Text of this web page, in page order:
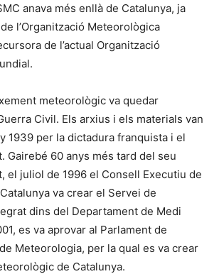
anava més enllà de Catalunya, ja
l’Organització Meteorològica
de l’actual Organització
meteorològic va quedar
Civil. Els arxius i els materials van
1939 per la dictadura franquista i el
Gairebé 60 anys més tard del seu
el juliol de 1996 el Consell Executiu de
va crear el Servei de
dins del Departament de Medi
es va aprovar al Parlament de
Meteorologia, per la qual es va crear
de Catalunya.